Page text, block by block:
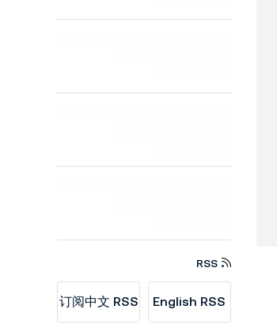
RSS
English RSS
订阅中文 RSS